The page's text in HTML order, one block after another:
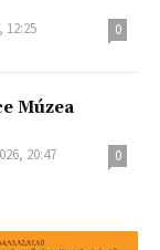
12:25 0
Múzea
20:47 0